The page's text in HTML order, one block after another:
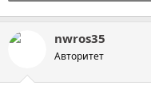
22,6 KB · Просмотры: 111
nwros35
Авторитет